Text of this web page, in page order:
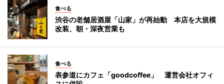
食べる
渋谷の老舗居酒屋「山家」が再始動 本店を大規模
改装、朝・深夜営業も
食べる
表参道にカフェ「goodcoffee」 運営会社オフィ